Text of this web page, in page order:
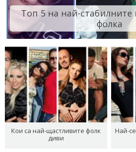
Топ 5 на най-
фолка
Кои са най-щастливите фолк
диви
Най-